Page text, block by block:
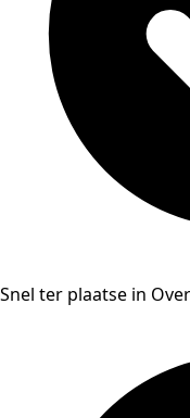
Snel ter plaatse in